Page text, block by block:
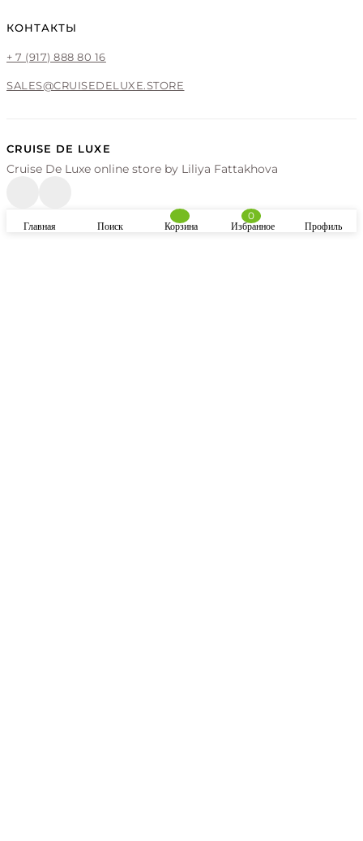
КОНТАКТЫ
+ 7 (917) 888 80 16
SALES@CRUISEDELUXE.STORE
CRUISE DE LUXE
Cruise De Luxe online store by Liliya Fattakhova
Главная Поиск Корзина
0
Избранное Профиль